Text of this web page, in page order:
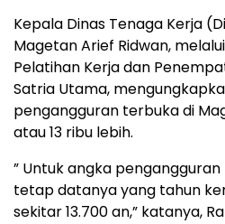
Kepala Dinas Tenaga Kerja
Magetan Arief Ridwan,
Pelatihan Kerja dan
Satria Utama,
pengangguran terbuka di
atau 13 ribu lebih.
” Untuk angka
tetap datanya yang tahun
sekitar 13.700 an,” katanya,